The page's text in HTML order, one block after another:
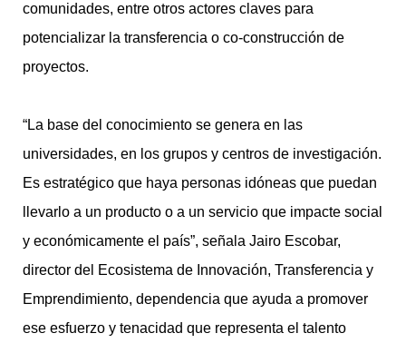
comunidades, entre otros actores claves para
potencializar la transferencia o co-construcción de
proyectos.
“La base del conocimiento se genera en las
universidades, en los grupos y centros de investigación.
Es estratégico que haya personas idóneas que puedan
llevarlo a un producto o a un servicio que impacte social
y económicamente el país”, señala Jairo Escobar,
director del Ecosistema de Innovación, Transferencia y
Emprendimiento, dependencia que ayuda a promover
ese esfuerzo y tenacidad que representa el talento